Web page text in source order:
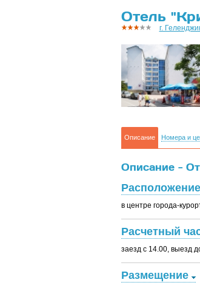
Отель
г.
Описание Номера и
Описание -
Расположение
в центре города-
Расчетный
заезд с 14.00, выезд
Размещение